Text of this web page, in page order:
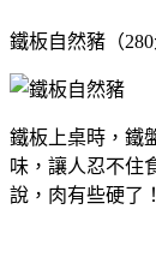
鐵板自然豬（280
鐵板上桌時，鐵
味，讓人忍不住
說，肉有些硬了！